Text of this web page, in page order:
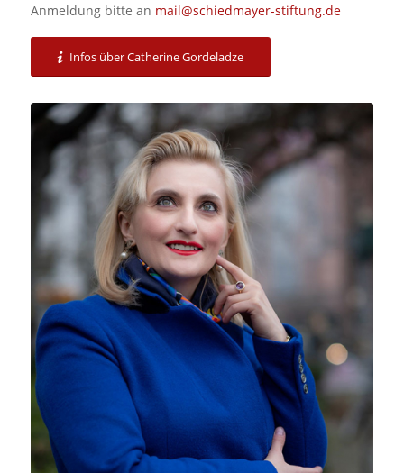
Anmeldung bitte an mail@schiedmayer-stiftung.de
Infos über Catherine Gordeladze